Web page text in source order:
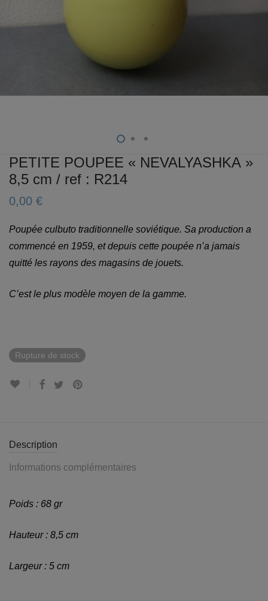
PETITE POUPEE « NEVALYASHKA »
8,5 cm / ref : R214
0,00 €
Poupée culbuto traditionnelle soviétique. Sa production a
commencé en 1959, et depuis cette poupée n’a jamais
quitté les rayons des magasins de jouets.
C’est le plus modèle moyen de la gamme.
Rupture de stock
Description
Informations complémentaires
Poids : 68 gr
Hauteur : 8,5 cm
Largeur : 5 cm